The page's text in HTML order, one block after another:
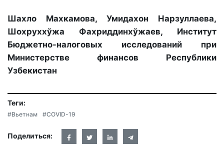
Шахло Махкамова, Умидахон Нарзуллаева,
Шохруххўжа Фахриддинхўжаев, Институт
Бюджетно-налоговых исследований при
Министерстве финансов Республики
Узбекистан
Теги:
#Вьетнам #COVID-19
Поделиться: